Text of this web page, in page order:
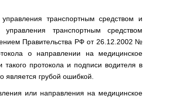
транспортным средством и
транспортным средством
Правительства РФ от 26.12.2002 №
о направлении на медицинское
такого протокола и подписи водителя в
грубой ошибкой.
или направления на медицинское